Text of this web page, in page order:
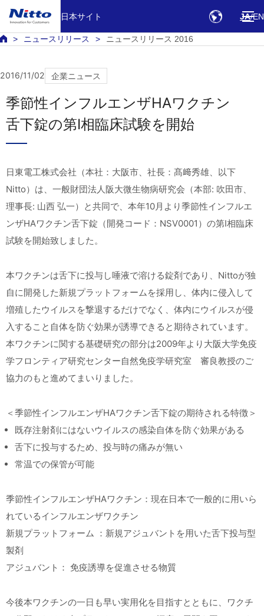
日本サイト JA EN
ニュースリリース ニュースリリース 2016
2016/11/02 企業ニュース
季節性インフルエンザHAワクチン
舌下錠の第Ⅰ相臨床試験を開始
日東電工株式会社（本社：大阪市、社長：髙﨑秀雄、以下
Nitto）は、一般財団法人阪大微生物病研究会（本部: 吹田市、
理事長: 山西 弘一）と共同で、本年10月より季節性インフルエ
ンザHAワクチン舌下錠（開発コード：NSV0001）の第Ⅰ相臨床
試験を開始致しました。
本ワクチンは舌下に投与し唾液で溶ける錠剤であり、Nittoが独
自に開発した新規プラットフォームを採用し、体内に侵入して
増殖したウイルスを撃退するだけでなく、体内にウイルスが侵
入すること自体を防ぐ効果が誘導できると期待されています。
本ワクチンに関する基礎研究の部分は2009年より大阪大学免疫
学フロンティア研究センター自然免疫学研究室 審良教授のご
協力のもと進めてまいりました。
＜季節性インフルエンザHAワクチン舌下錠の期待される特徴＞
既存注射剤にはないウイルスの感染自体を防ぐ効果がある
舌下に投与するため、投与時の痛みが無い
常温での保管が可能
季節性インフルエンザHAワクチン：現在日本で一般的に用いら
れているインフルエンザワクチン
新規プラットフォーム ：新規アジュバントを用いた舌下投与型
製剤
アジュバント： 免疫誘導を促進させる物質
今後本ワクチンの一日も早い実用化を目指すとともに、ワクチ